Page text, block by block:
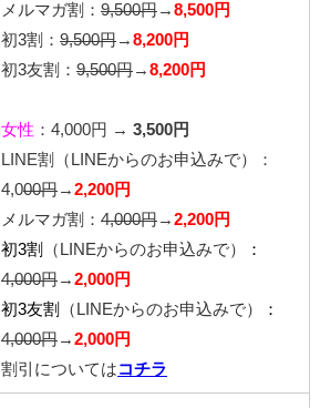
メルマガ割： 9,500円 → 8,500円
初3割： 9,500円 → 8,200円
初3友割： 9,500円 → 8,200円
女性 ：4,000円 → 3,500円
LINE割
（LINEからのお申込みで）
：
4,000円 → 2,200円
メルマガ割： 4,000円 → 2,200円
初3割
（LINEからのお申込みで）
：
4,000円 → 2,000円
初3友割
（LINEからのお申込みで）
：
4,000円 → 2,000円
割引については コチラ